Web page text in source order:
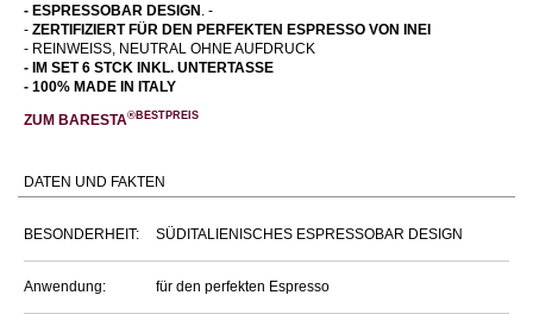
- ESPRESSOBAR DESIGN . -
- ZERTIFIZIERT FÜR DEN PERFEKTEN ESPRESSO VON INEI
- REINWEISS, NEUTRAL OHNE AUFDRUCK
- IM SET 6 STCK INKL. UNTERTASSE
- 100% MADE IN ITALY
ZUM BARESTA®BESTPREIS
DATEN UND FAKTEN
BESONDERHEIT: SÜDITALIENISCHES ESPRESSOBAR DESIGN
Anwendung: für den perfekten Espresso